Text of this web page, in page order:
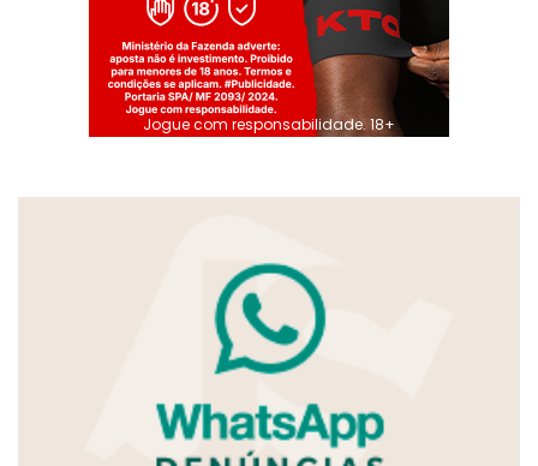
Jogue com responsabilidade. 18+